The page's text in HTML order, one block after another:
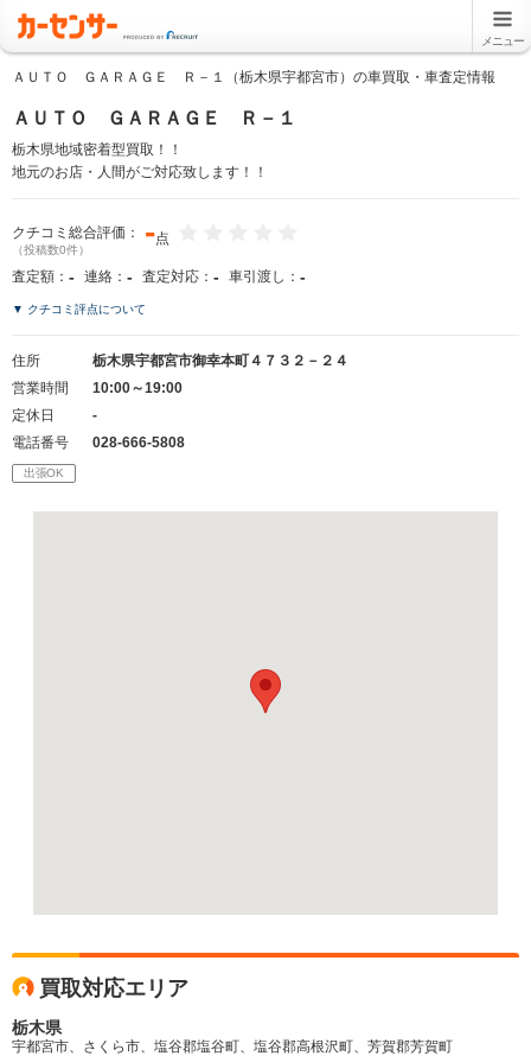
メニュー
ＡＵＴＯ ＧＡＲＡＧＥ Ｒ－１（栃木県宇都宮市）の車買取・車査定情報
ＡＵＴＯ ＧＡＲＡＧＥ Ｒ－１
栃木県地域密着型買取！！
地元のお店・人間がご対応致します！！
クチコミ総合評価： -点
（投稿数0件）
査定額： - 連絡： - 査定対応： - 車引渡し： -
▼ クチコミ評点について
住所
栃木県宇都宮市御幸本町４７３２－２４
営業時間
10:00～19:00
定休日
-
電話番号
028-666-5808
出張OK
買取対応エリア
栃木県
宇都宮市、さくら市、塩谷郡塩谷町、塩谷郡高根沢町、芳賀郡芳賀町